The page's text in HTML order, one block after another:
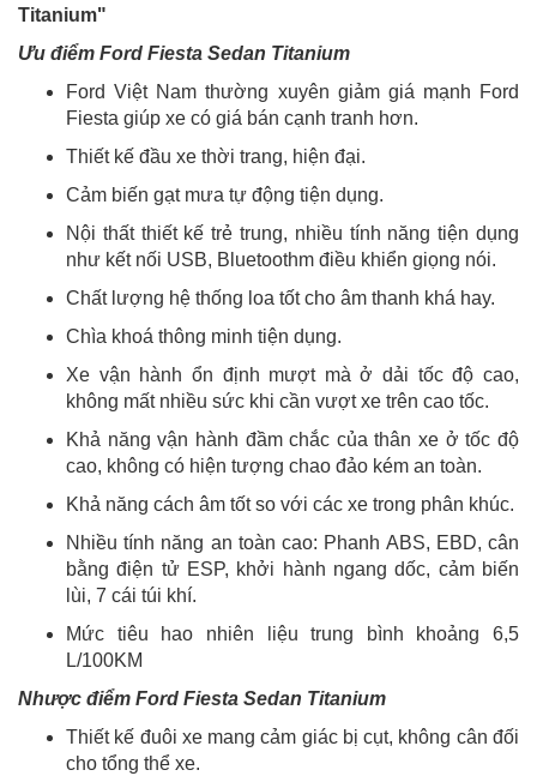
Titanium"
Ưu điểm Ford Fiesta Sedan Titanium
Ford Việt Nam thường xuyên giảm giá mạnh Ford
Fiesta giúp xe có giá bán cạnh tranh hơn.
Thiết kế đầu xe thời trang, hiện đại.
Cảm biến gạt mưa tự động tiện dụng.
Nội thất thiết kế trẻ trung, nhiều tính năng tiện dụng
như kết nối USB, Bluetoothm điều khiển giọng nói.
Chất lượng hệ thống loa tốt cho âm thanh khá hay.
Chìa khoá thông minh tiện dụng.
Xe vận hành ổn định mượt mà ở dải tốc độ cao,
không mất nhiều sức khi cần vượt xe trên cao tốc.
Khả năng vận hành đầm chắc của thân xe ở tốc độ
cao, không có hiện tượng chao đảo kém an toàn.
Khả năng cách âm tốt so với các xe trong phân khúc.
Nhiều tính năng an toàn cao: Phanh ABS, EBD, cân
bằng điện tử ESP, khởi hành ngang dốc, cảm biến
lùi, 7 cái túi khí.
Mức tiêu hao nhiên liệu trung bình khoảng 6,5
L/100KM
Nhược điểm Ford Fiesta Sedan Titanium
Thiết kế đuôi xe mang cảm giác bị cụt, không cân đối
cho tổng thể xe.